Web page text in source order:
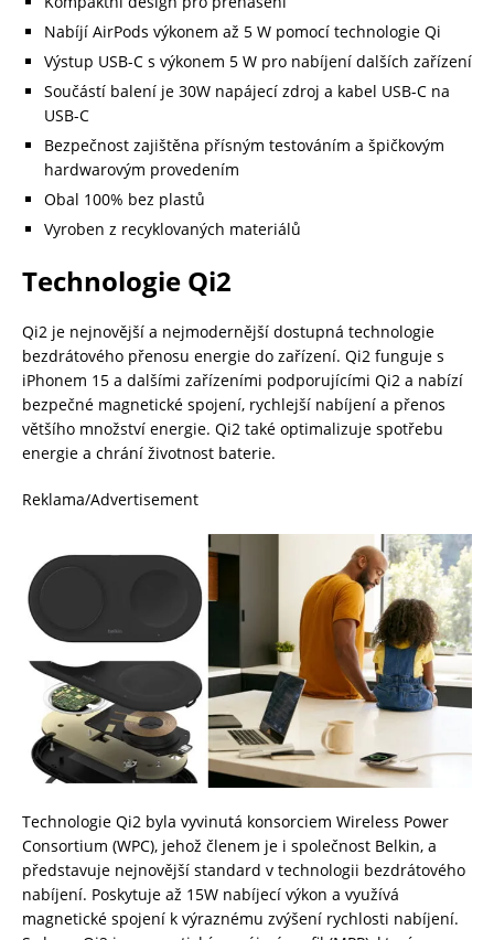
Nabíjí AirPods výkonem až 5 W pomocí technologie Qi
Výstup USB-C s výkonem 5 W pro nabíjení dalších zařízení
Součástí balení je 30W napájecí zdroj a kabel USB-C na
USB-C
Bezpečnost zajištěna přísným testováním a špičkovým
hardwarovým provedením
Obal 100% bez plastů
Vyroben z recyklovaných materiálů
Technologie Qi2
Qi2 je nejnovější a nejmodernější dostupná technologie
bezdrátového přenosu energie do zařízení. Qi2 funguje s
iPhonem 15 a dalšími zařízeními podporujícími Qi2 a nabízí
bezpečné magnetické spojení, rychlejší nabíjení a přenos
většího množství energie. Qi2 také optimalizuje spotřebu
energie a chrání životnost baterie.
Reklama/Advertisement
Technologie Qi2 byla vyvinutá konsorciem Wireless Power
Consortium (WPC), jehož členem je i společnost Belkin, a
představuje nejnovější standard v technologii bezdrátového
nabíjení. Poskytuje až 15W nabíjecí výkon a využívá
magnetické spojení k výraznému zvýšení rychlosti nabíjení.